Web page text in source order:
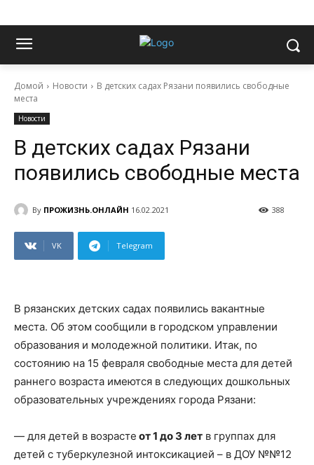
Домой Новости
В детских садах Рязани появились свободные
места
Новости
В детских садах Рязани
появились свободные места
By ПРОЖИЗНЬ.ОНЛАЙН 16.02.2021 388
VK Telegram
В рязанских детских садах появились вакантные
места. Об этом сообщили в городском управлении
образования и молодежной политики. Итак, по
состоянию на 15 февраля свободные места для детей
раннего возраста имеются в следующих дошкольных
образовательных учреждениях города Рязани:
— для детей в возрасте от 1 до 3 лет в группах для
детей с туберкулезной интоксикацией – в ДОУ №№12